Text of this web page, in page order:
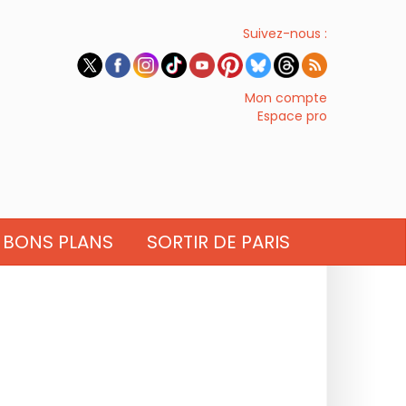
Suivez-nous :
Mon compte
Espace pro
BONS PLANS SORTIR DE PARIS